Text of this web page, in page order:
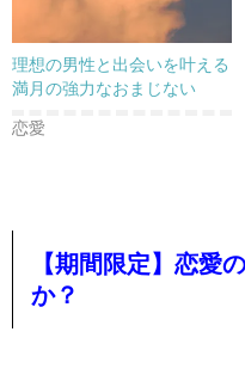
理想の男性と出会いを叶える
満月の強力なおまじない
恋愛
【期間限定】恋愛
か？